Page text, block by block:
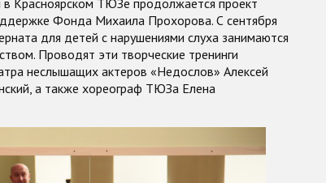
в Красноярском ТЮЗе продолжается проект
Фонда Михаила Прохорова. С сентября
для детей с нарушениями слуха занимаются
Проводят эти творческие тренинги
неслышащих актеров «Недослов» Алексей
а также хореограф ТЮЗа Елена